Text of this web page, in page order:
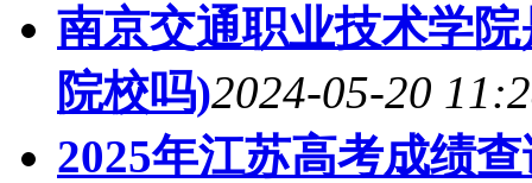
南京交通职业技术学
院校吗)2024-05-20
2025年江苏高考成绩